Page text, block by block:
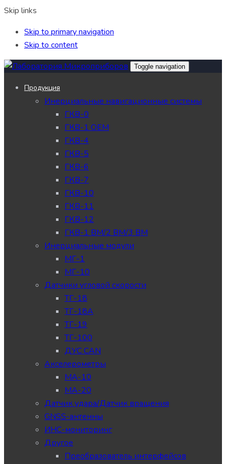
Skip links
Skip to primary navigation
Skip to content
Toggle navigation
Продукция
Инерциальные навигационные системы
ГКВ-0
ГКВ-1 OEM
ГКВ-4
ГКВ-5
ГКВ-6
ГКВ-7
ГКВ-10
ГКВ-11
ГКВ-12
ГКВ-1 ВМ/2 ВМ/3 ВМ
Инерциальные модули
МГ-1
МГ-10
Датчики угловой скорости
ТГ-18
ТГ-18А
ТГ-19
ТГ-100
ДУС CAN
Акселерометры
МА-10
МА-20
Датчик удара/Датчик вращения
GNSS-антенны
ИНС-мониторинг
Другое
Преобразователь интерфейсов